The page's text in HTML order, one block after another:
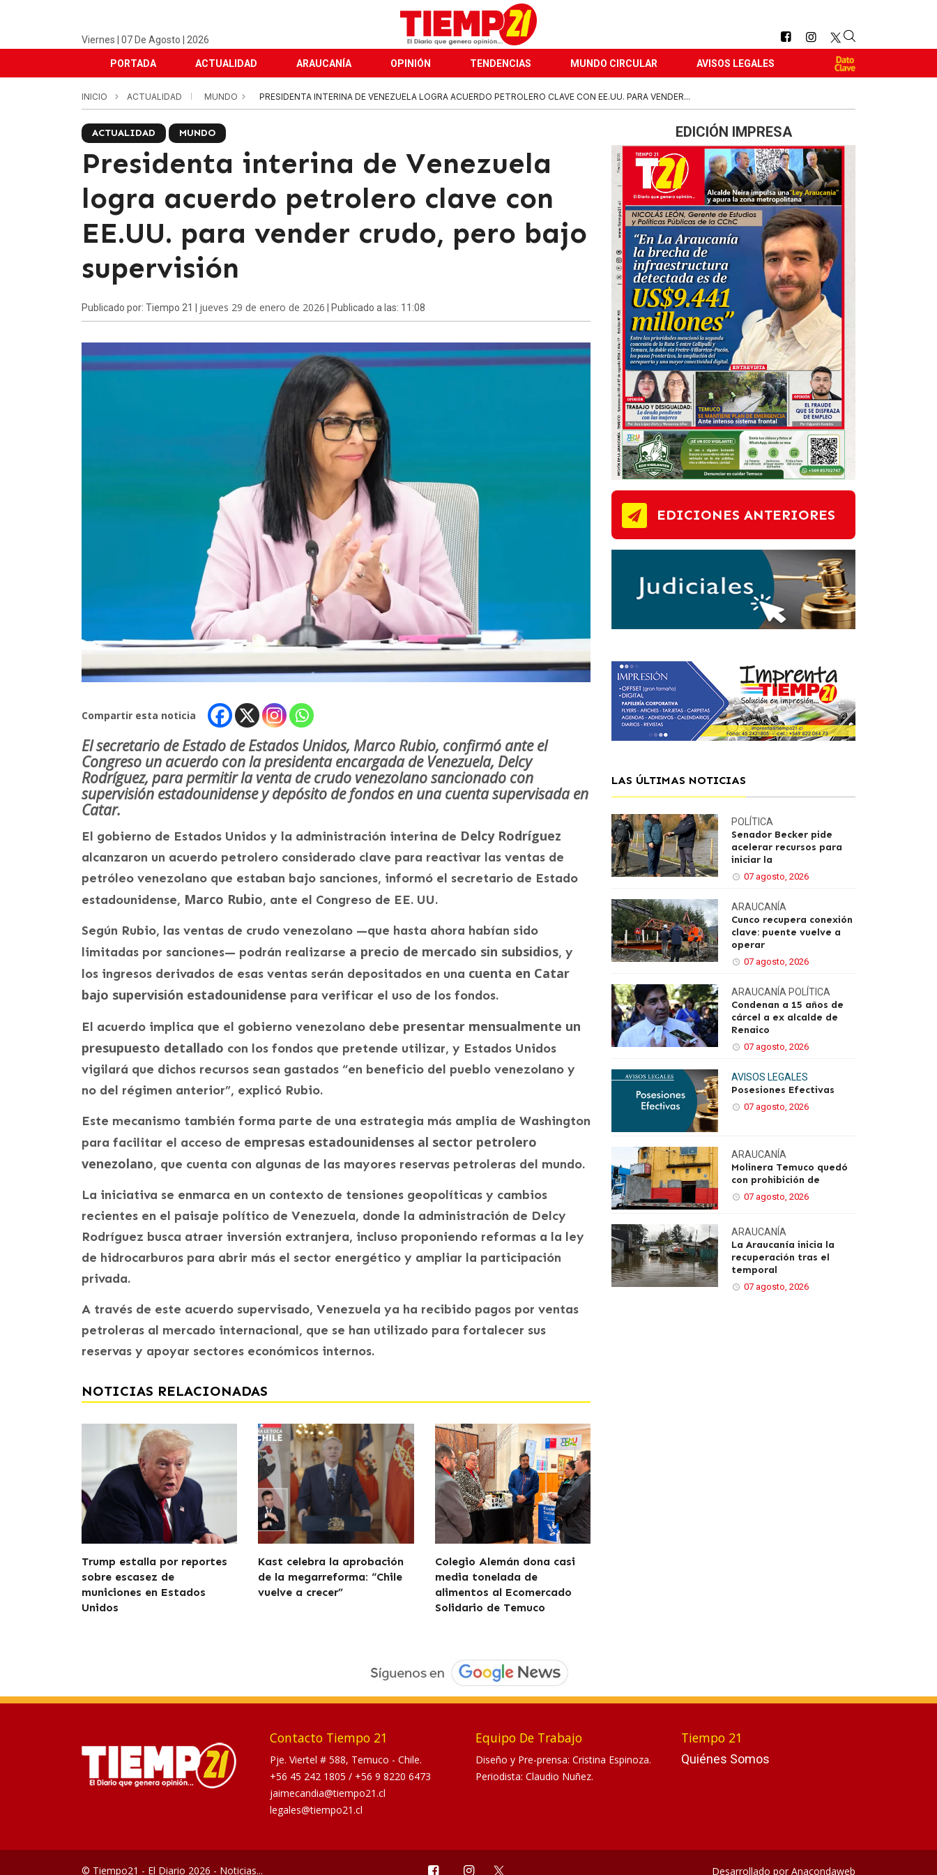
Viernes | 07 De Agosto | 2026
PORTADA ACTUALIDAD ARAUCANÍA OPINIÓN TENDENCIAS MUNDO CIRCULAR AVISOS LEGALES
INICIO ACTUALIDAD MUNDO PRESIDENTA INTERINA DE VENEZUELA LOGRA ACUERDO PETROLERO CLAVE CON EE.UU. PARA VENDER...
ACTUALIDAD MUNDO
Presidenta interina de Venezuela
logra acuerdo petrolero clave con
EE.UU. para vender crudo, pero bajo
supervisión
Publicado por: Tiempo 21 | jueves 29 de enero de 2026 | Publicado a las: 11:08
Compartir esta noticia
El secretario de Estado de Estados Unidos, Marco Rubio, confirmó ante el
Congreso un acuerdo con la presidenta encargada de Venezuela, Delcy
Rodríguez, para permitir la venta de crudo venezolano sancionado con
supervisión estadounidense y depósito de fondos en una cuenta supervisada en
Catar.
El gobierno de Estados Unidos y la administración interina de Delcy Rodríguez
alcanzaron un acuerdo petrolero considerado clave para reactivar las ventas de
petróleo venezolano que estaban bajo sanciones, informó el secretario de Estado
estadounidense, Marco Rubio, ante el Congreso de EE. UU.
Según Rubio, las ventas de crudo venezolano —que hasta ahora habían sido
limitadas por sanciones— podrán realizarse a precio de mercado sin subsidios, y
los ingresos derivados de esas ventas serán depositados en una cuenta en Catar
bajo supervisión estadounidense para verificar el uso de los fondos.
El acuerdo implica que el gobierno venezolano debe presentar mensualmente un
presupuesto detallado con los fondos que pretende utilizar, y Estados Unidos
vigilará que dichos recursos sean gastados “en beneficio del pueblo venezolano y
no del régimen anterior”, explicó Rubio.
Este mecanismo también forma parte de una estrategia más amplia de Washington
para facilitar el acceso de empresas estadounidenses al sector petrolero
venezolano, que cuenta con algunas de las mayores reservas petroleras del mundo.
La iniciativa se enmarca en un contexto de tensiones geopolíticas y cambios
recientes en el paisaje político de Venezuela, donde la administración de Delcy
Rodríguez busca atraer inversión extranjera, incluso proponiendo reformas a la ley
de hidrocarburos para abrir más el sector energético y ampliar la participación
privada.
A través de este acuerdo supervisado, Venezuela ya ha recibido pagos por ventas
petroleras al mercado internacional, que se han utilizado para fortalecer sus
reservas y apoyar sectores económicos internos.
NOTICIAS RELACIONADAS
Trump estalla por reportes
sobre escasez de
municiones en Estados
Unidos
Kast celebra la aprobación
de la megarreforma: “Chile
vuelve a crecer”
Colegio Alemán dona casi
media tonelada de
alimentos al Ecomercado
Solidario de Temuco
EDICIÓN IMPRESA
EDICIONES ANTERIORES
LAS ÚLTIMAS NOTICIAS
POLÍTICA
Senador Becker pide
acelerar recursos para
iniciar la
07 agosto, 2026
ARAUCANÍA
Cunco recupera conexión
clave: puente vuelve a
operar
07 agosto, 2026
ARAUCANÍA POLÍTICA
Condenan a 15 años de
cárcel a ex alcalde de
Renaico
07 agosto, 2026
AVISOS LEGALES
Posesiones Efectivas
07 agosto, 2026
ARAUCANÍA
Molinera Temuco quedó
con prohibición de
07 agosto, 2026
ARAUCANÍA
La Araucanía inicia la
recuperación tras el
temporal
07 agosto, 2026
Contacto Tiempo 21
Pje. Viertel # 588, Temuco - Chile.
+56 45 242 1805 / +56 9 8220 6473
jaimecandia@tiempo21.cl
legales@tiempo21.cl
Equipo De Trabajo
Diseño y Pre-prensa: Cristina Espinoza.
Periodista: Claudio Nuñez.
Tiempo 21
Quiénes Somos
© Tiempo21 - El Diario 2026 - Noticias... Desarrollado por Anacondaweb